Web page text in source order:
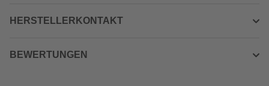
HERSTELLERKONTAKT
BEWERTUNGEN